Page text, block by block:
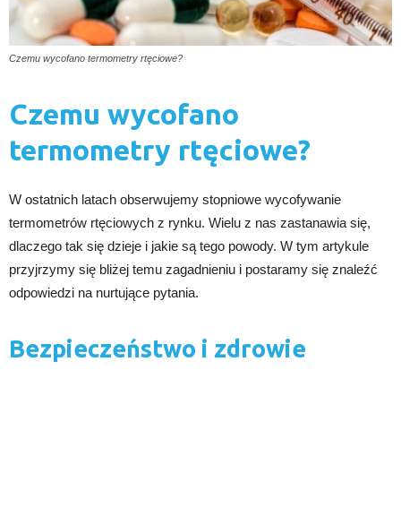
Czemu wycofano termometry rtęciowe?
Czemu wycofano
termometry rtęciowe?
W ostatnich latach obserwujemy stopniowe wycofywanie
termometrów rtęciowych z rynku. Wielu z nas zastanawia się,
dlaczego tak się dzieje i jakie są tego powody. W tym artykule
przyjrzymy się bliżej temu zagadnieniu i postaramy się znaleźć
odpowiedzi na nurtujące pytania.
Bezpieczeństwo i zdrowie